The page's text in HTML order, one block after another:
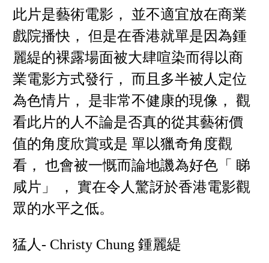
此片是藝術電影， 並不適宜放在商業
戲院播快， 但是在香港就單是因為鍾
麗緹的裸露場面被大肆喧染而得以商
業電影方式發行， 而且多半被人定位
為色情片， 是非常不健康的現像， 觀
看此片的人不論是否真的從其藝術價
值的角度欣賞或是 單以獵奇角度觀
看， 也會被一慨而論地譏為好色「 睇
咸片」 ， 實在令人驚訝於香港電影觀
眾的水平之低。
猛人- Christy Chung 鍾麗緹